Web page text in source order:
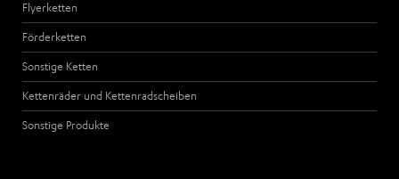
Flyerketten
Förderketten
Sonstige Ketten
Kettenräder und Kettenradscheiben
Sonstige Produkte